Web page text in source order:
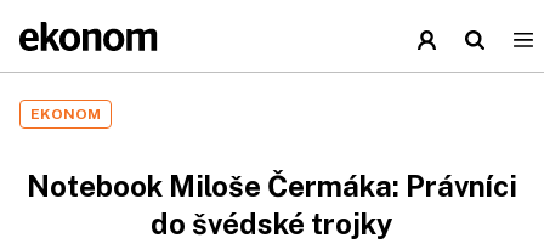
EKONOM
Notebook Miloše Čermáka: Právníci
do švédské trojky